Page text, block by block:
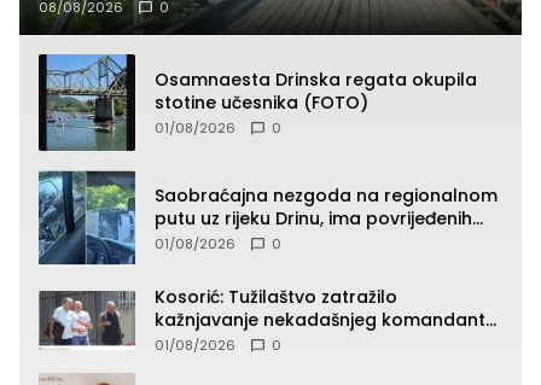
08/08/2026 0
Osamnaesta Drinska regata okupila
stotine učesnika (FOTO)
01/08/2026 0
Saobraćajna nezgoda na regionalnom
putu uz rijeku Drinu, ima povrijeđenih
lica (FOTO)
01/08/2026 0
Kosorić: Tužilaštvo zatražilo
kažnjavanje nekadašnjeg komandanta
Vlaseničke brigade
01/08/2026 0